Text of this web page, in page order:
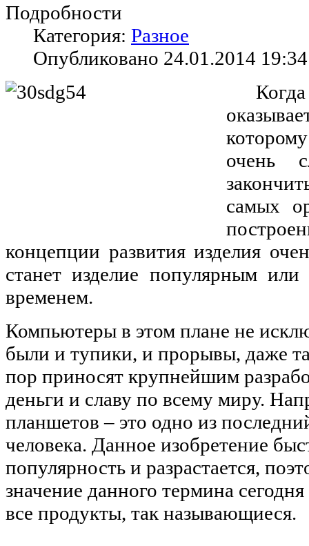
Подробности
Категория: Разное
Опубликовано 24.01.2014 19:34
очень
самых
концепции развития изделия
станет изделие популярным
временем.
Компьютеры в этом плане не
были и тупики, и прорывы, даже
пор приносят крупнейшим
деньги и славу по всему миру.
планшетов – это одно из
человека. Данное изобретение
популярность и разрастается,
значение данного термина
все продукты, так называющиеся.